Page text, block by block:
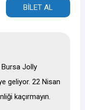
BİLET AL
Bursa Jolly
geliyor. 22 Nisan
kaçırmayın.